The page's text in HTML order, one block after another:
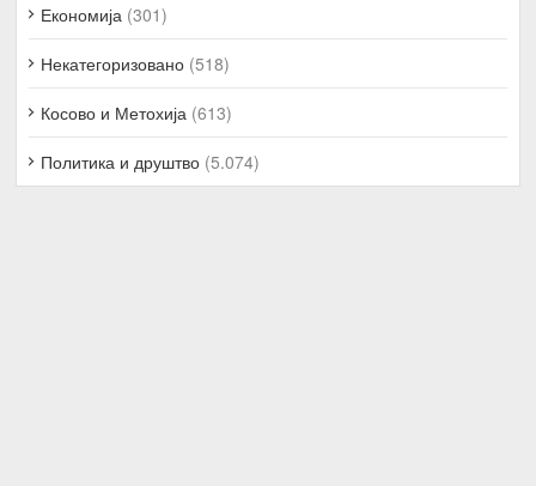
Економија (301)
Некатегоризовано (518)
Косово и Метохија (613)
Политика и друштво (5.074)